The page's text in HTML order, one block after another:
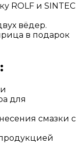
ROLF и SINTEC
вёдер.
в подарок
для
смазки с